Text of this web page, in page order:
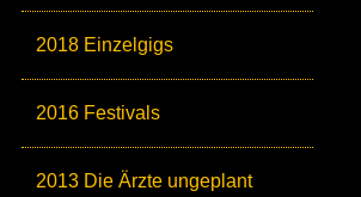
2018 Einzelgigs
2016 Festivals
2013 Die Ärzte ungeplant